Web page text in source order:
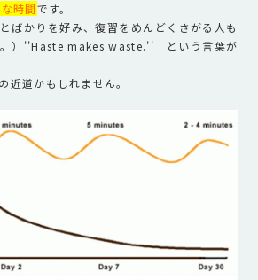
時間です。
ばかりを好み、復習をめんどくさがる人も
。）''Haste makes waste.'' という言葉が
近道かもしれません。